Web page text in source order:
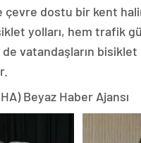
çevre dostu bir kent
yolları, hem trafik
vatandaşların bisiklet
Beyaz Haber Ajansı